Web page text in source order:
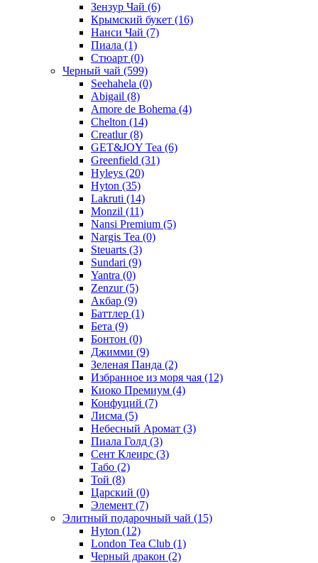
Зензур Чай (6)
Крымский букет (16)
Нанси Чай (7)
Пиала (1)
Стюарт (0)
Черный чай (599)
Seehahela (0)
Abigail (8)
Amore de Bohema (4)
Chelton (14)
Creatlur(8)
GET&JOY Tea (6)
Greenfield (31)
Hyleys (20)
Hyton (35)
Lakruti (14)
Monzil (11)
Nansi Premium (5)
Nargis Tea (0)
Steuarts (3)
Sundari (9)
Yantra (0)
Zenzur(5)
Акбар (9)
Баттлер (1)
Бета (9)
Бонтон (0)
Джимми (9)
Зеленая Панда (2)
Избранное из моря чая (12)
Киоко Премиум (4)
Конфуций (7)
Лисма (5)
Небесный Аромат (3)
Пиала Голд (3)
Сент Клеирс (3)
Табо (2)
Той (8)
Царский (0)
Элемент (7)
Элитный подарочный чай (15)
Hyton (12)
London Tea Club (1)
Черный дракон (2)